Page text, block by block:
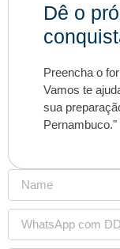
Dê o
Preencha o
Vamos te
sua
Pernambuco."